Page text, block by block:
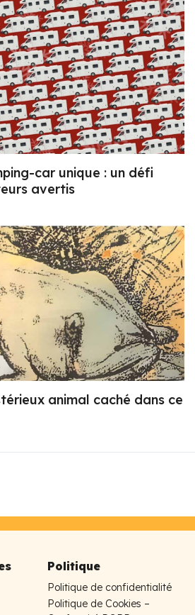
car unique : un défi
avertis
animal caché dans ce
Politique
Politique de confidentialité
Politique de Cookies –